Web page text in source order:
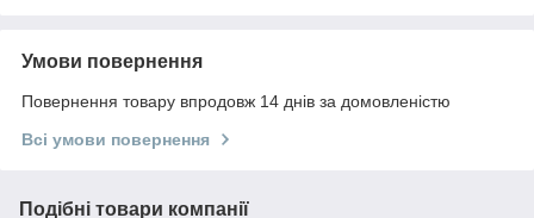
Умови повернення
Повернення товару впродовж 14 днів за домовленістю
Всі умови повернення
Подібні товари компанії